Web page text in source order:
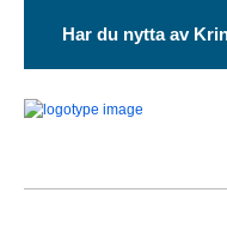
Har du nytta av